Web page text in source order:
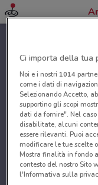
Ci importa della tua
Noi e i nostri 1014
come i dati di
Selezionando Accetto,
supportino gli scopi
dati da fornire". Nel
disabilitate, alcuni
essere rilevanti. Puoi
modificare le tue scelte
Mostra finalità in fondo
contesto del nostro Sito
l'Informativa sulla